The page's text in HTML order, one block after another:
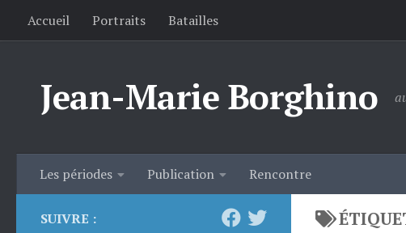
Skip to content
Accueil Portraits Batailles
Jean-Marie Borghino
Les périodes Publication Rencontre
SUIVRE :